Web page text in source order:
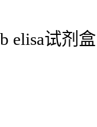
elisa试剂盒